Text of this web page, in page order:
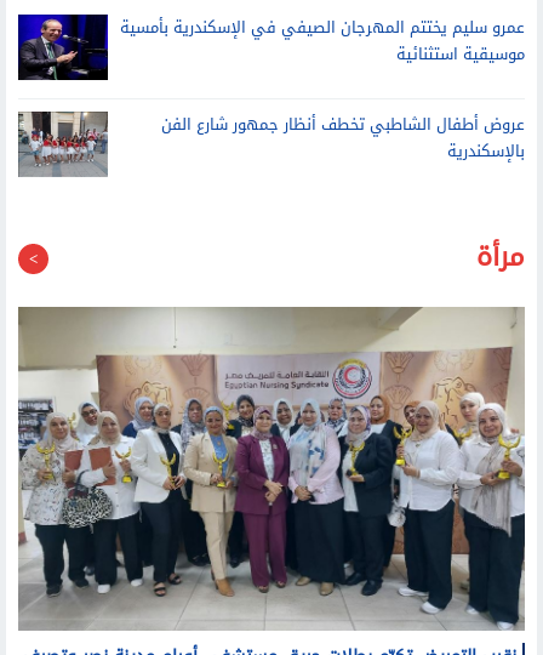
عمرو سليم يختتم المهرجان الصيفي في الإسكندرية بأمسية
موسيقية استثنائية
عروض أطفال الشاطبي تخطف أنظار جمهور شارع الفن
بالإسكندرية
مرأة